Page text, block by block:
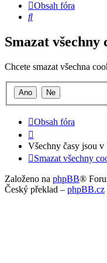
Obsah fóra
Hledat
Smazat všechny
Chcete smazat všechna
Obsah fóra
Všechny časy jsou v
Smazat všechny
Založeno na phpBB®
Český překlad – phpBB.cz